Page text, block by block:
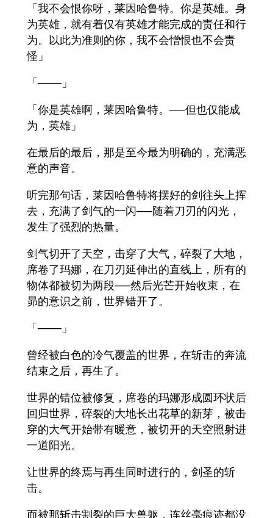
「我不会恨你呀，莱因哈鲁特。你是英雄。身
为英雄，就有着仅有英雄才能完成的责任和行
为。以此为准则的你，我不会憎恨也不会责
怪」
「───」
「你是英雄啊，莱因哈鲁特。──但也仅能成
为，英雄」
在最后的最后，那是至今最为明确的，充满恶
意的声音。
听完那句话，莱因哈鲁特将摆好的剑往头上挥
去，充满了剑气的一闪──随着刀刃的闪光，
发生了强烈的热量。
剑气切开了天空，击穿了大气，碎裂了大地，
席卷了玛娜，在刀刃延伸出的直线上，所有的
物体都被切为两段──然后光芒开始收束，在
昴的意识之前，世界错开了。
「───」
曾经被白色的冷气覆盖的世界，在斩击的奔流
结束之后，再生了。
世界的错位被修复，席卷的玛娜形成圆环状后
回归世界，碎裂的大地长出花草的新芽，被击
穿的大气开始带有暖意，被切开的天空照射进
一道阳光。
让世界的终焉与再生同时进行的，剑圣的斩
击。
而被那斩击割裂的巨大兽躯，连丝毫痕迹都没